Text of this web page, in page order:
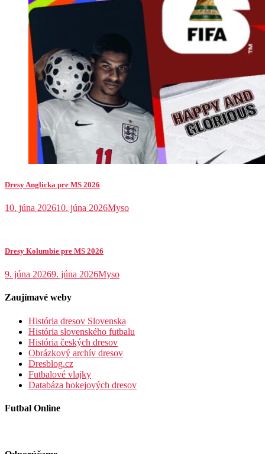
Dresy Anglicka pre MS 2026
10. júna 202610. júna 2026Myso
Dresy Kolumbie pre MS 2026
9. júna 20269. júna 2026Myso
Zaujímavé weby
História dresov Slovenska
História slovenského futbalu
História českých dresov
Obrázkový archív dresov
Dresblog.cz
Futbalové vlajky
Databáza hokejových dresov
Futbal Online